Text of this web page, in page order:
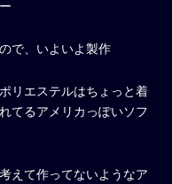
で、いよいよ製作
リエステルはちょっと着
てるアメリカっぽいソフ
えて作ってないようなア